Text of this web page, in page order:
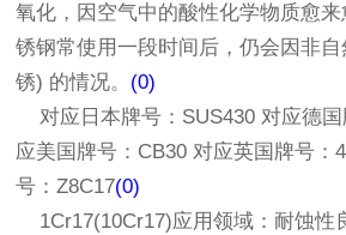
氧化，因空气中的酸性化学物质愈
锈钢常使用一段时间后，仍会因非
锈) 的情况。 (0)
对应日本牌号：SUS430 对应德国
应美国牌号：CB30 对应英国牌号：
号：Z8C17(0)
1Cr17(10Cr17)应用领域：耐蚀性